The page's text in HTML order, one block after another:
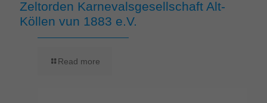
Zeltorden Karnevalsgesellschaft Alt-
Köllen vun 1883 e.V.
Read more